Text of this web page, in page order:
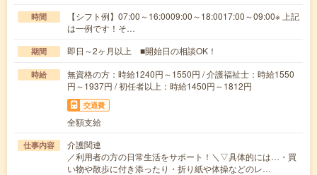
時間
【シフト例】07:00～16:0009:00～18:0017:00～09:00※ 上記
は一例です！そ…
期間 即日～2ヶ月以上 ■開始日の相談OK！
時給
無資格の方：時給1240円～1550円 / 介護福祉士：時給1550
円～1937円 / 初任者以上：時給1450円～1812円
交通費
全額支給
仕事内容
介護関連
／利用者の方の日常生活をサポート！＼▽具体的には…・買
い物や散歩に付き添ったり・折り紙や体操などのレ…